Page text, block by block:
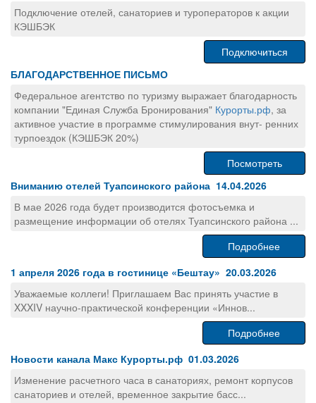
Подключение отелей, санаториев и туроператоров к акции
КЭШБЭК
Подключиться
БЛАГОДАРСТВЕННОЕ ПИСЬМО
Федеральное агентство по туризму выражает благодарность
компании "Единая Служба Бронирования" Курорты.рф, за
активное участие в программе стимулирования внут- ренних
турпоездок (КЭШБЭК 20%)
Посмотреть
Вниманию отелей Туапсинского района 14.04.2026
В мае 2026 года будет производится фотосъемка и
размещение информации об отелях Туапсинского района ...
Подробнее
1 апреля 2026 года в гостинице «Бештау» 20.03.2026
Уважаемые коллеги! Приглашаем Вас принять участие в
XXXIV научно-практической конференции «Иннов...
Подробнее
Новости канала Макс Курорты.рф 01.03.2026
Изменение расчетного часа в санаториях, ремонт корпусов
санаториев и отелей, временное закрытие басс...